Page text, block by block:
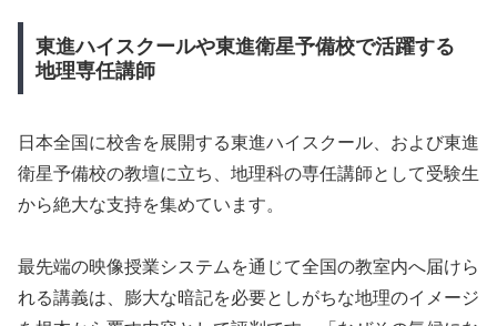
東進ハイスクールや東進衛星予備校で活躍する
地理専任講師
日本全国に校舎を展開する東進ハイスクール、および東進
衛星予備校の教壇に立ち、地理科の専任講師として受験生
から絶大な支持を集めています。
最先端の映像授業システムを通じて全国の教室内へ届けら
れる講義は、膨大な暗記を必要としがちな地理のイメージ